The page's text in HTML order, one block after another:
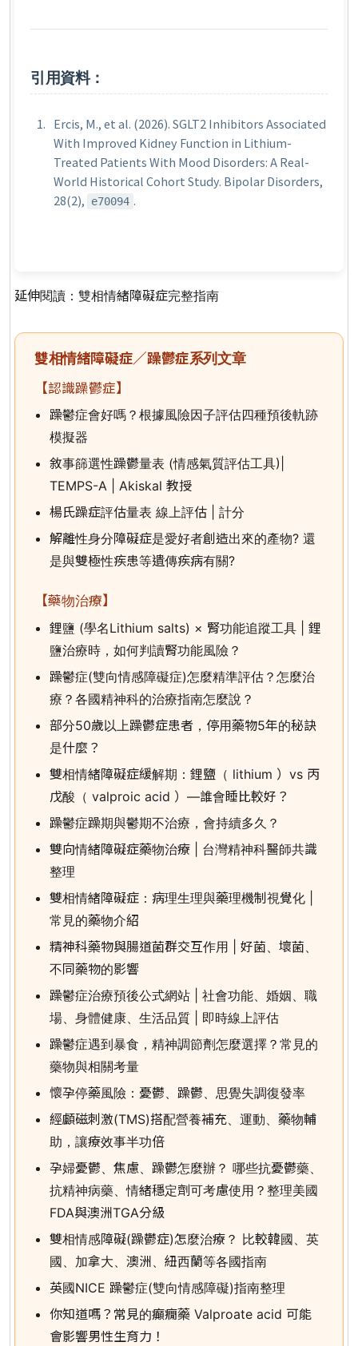
引用資料：
Ercis, M., et al. (2026). SGLT2 Inhibitors Associated
With Improved Kidney Function in Lithium-
Treated Patients With Mood Disorders: A Real-
World Historical Cohort Study. Bipolar Disorders,
28(2),
e70094 .
延伸閱讀： 雙相情緒障礙症完整指南
雙相情緒障礙症／躁鬱症系列文章
【認識躁鬱症】
躁鬱症會好嗎？根據風險因子評估四種預後軌跡
模擬器
敘事篩選性躁鬱量表 (情感氣質評估工具)|
TEMPS-A | Akiskal 教授
楊氏躁症評估量表 線上評估 | 計分
解離性身分障礙症是愛好者創造出來的產物? 還
是與雙極性疾患等遺傳疾病有關?
【藥物治療】
鋰鹽 (學名Lithium salts) × 腎功能追蹤工具 | 鋰
鹽治療時，如何判讀腎功能風險？
躁鬱症(雙向情感障礙症)怎麼精準評估？怎麼治
療？各國精神科的治療指南怎麼說？
部分50歲以上躁鬱症患者，停用藥物5年的秘訣
是什麼？
雙相情緒障礙症緩解期：鋰鹽（ lithium ）vs 丙
戊酸（ valproic acid ）—誰會睡比較好？
躁鬱症躁期與鬱期不治療，會持續多久？
雙向情緒障礙症藥物治療 | 台灣精神科醫師共識
整理
雙相情緒障礙症：病理生理與藥理機制視覺化 |
常見的藥物介紹
精神科藥物與腸道菌群交互作用 | 好菌、壞菌、
不同藥物的影響
躁鬱症治療預後公式網站 | 社會功能、婚姻、職
場、身體健康、生活品質 | 即時線上評估
躁鬱症遇到暴食，精神調節劑怎麼選擇？常見的
藥物與相關考量
懷孕停藥風險：憂鬱、躁鬱、思覺失調復發率
經顱磁刺激(TMS)搭配營養補充、運動、藥物輔
助，讓療效事半功倍
孕婦憂鬱、焦慮、躁鬱怎麼辦？ 哪些抗憂鬱藥、
抗精神病藥、情緒穩定劑可考慮使用？整理美國
FDA與澳洲TGA分級
雙相情感障礙(躁鬱症)怎麼治療？ 比較韓國、英
國、加拿大、澳洲、紐西蘭等各國指南
英國NICE 躁鬱症(雙向情感障礙)指南整理
你知道嗎？常見的癲癇藥 Valproate acid 可能
會影響男性生育力！